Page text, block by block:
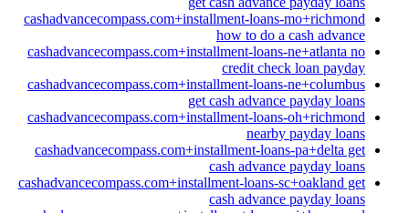
cashadvancecompass.com+installment-loans-mo+richmond
how to do a cash advance
cashadvancecompass.com+installment-loans-ne+atlanta no
credit check loan payday
cashadvancecompass.com+installment-loans-ne+columbus
get cash advance payday loans
cashadvancecompass.com+installment-loans-oh+richmond
nearby payday loans
cashadvancecompass.com+installment-loans-pa+delta get
cash advance payday loans
cashadvancecompass.com+installment-loans-sc+oakland get
cash advance payday loans